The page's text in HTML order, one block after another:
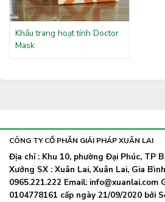
Khẩu trang hoạt tính Doctor
Mask
CÔNG TY CỔ PHẦN GIẢI PHÁP XUÂN LAI
Địa chỉ : Khu 10, phường Đại Phúc, TP
Xưởng SX : Xuân Lai, Xuân Lai, Gia
0965.221.222 Email: info@xuanlai.com
0104778161 cấp ngày 21/09/2020 bởi